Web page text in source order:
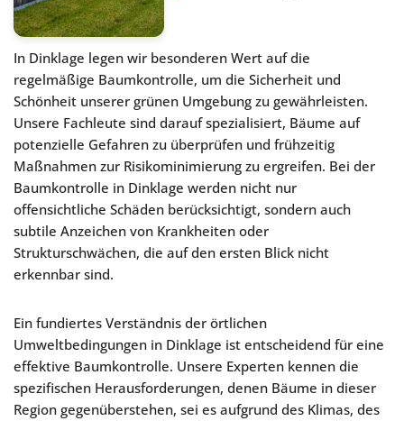
In Dinklage legen wir besonderen Wert auf die
regelmäßige Baumkontrolle, um die Sicherheit und
Schönheit unserer grünen Umgebung zu gewährleisten.
Unsere Fachleute sind darauf spezialisiert, Bäume auf
potenzielle Gefahren zu überprüfen und frühzeitig
Maßnahmen zur Risikominimierung zu ergreifen. Bei der
Baumkontrolle in Dinklage werden nicht nur
offensichtliche Schäden berücksichtigt, sondern auch
subtile Anzeichen von Krankheiten oder
Strukturschwächen, die auf den ersten Blick nicht
erkennbar sind.
Ein fundiertes Verständnis der örtlichen
Umweltbedingungen in Dinklage ist entscheidend für eine
effektive Baumkontrolle. Unsere Experten kennen die
spezifischen Herausforderungen, denen Bäume in dieser
Region gegenüberstehen, sei es aufgrund des Klimas, des